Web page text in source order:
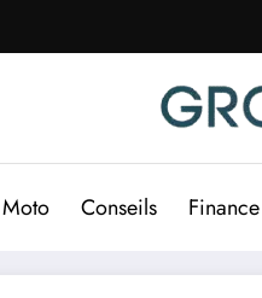
Conseils Finance